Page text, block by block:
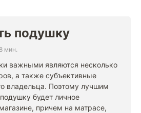
подушку
8 мин.
важными являются несколько
а также субъективные
владельца. Поэтому лучшим
будет личное
причем на матрасе,